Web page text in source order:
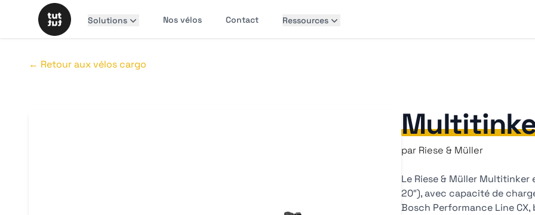
Solutions Nos vélos Contact Ressources
← Retour aux vélos cargo
par Riese & Müller
Le Riese & Müller
20″), avec capacité de
Bosch Performance Line